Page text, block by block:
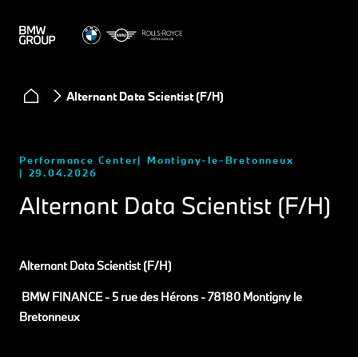
Alternant Data Scientist (F/H)
Performance Center
Montigny-le-Bretonneux
29.04.2026
Alternant Data Scientist (F/H)
Alternant Data Scientist (F/H)
BMW FINANCE - 5 rue des Hérons - 78180 Montigny le
Bretonneux